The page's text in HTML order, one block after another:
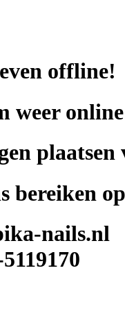
offline!
weer
bereiken
nails.nl